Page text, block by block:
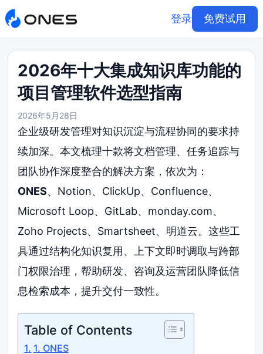
登录 免费试用
2026年十大集成知识库功能的
项目管理软件选型指南
2026年5月28日
企业级研发管理对知识沉淀与流程协同的要求持
续加深。本文梳理十款将文档管理、任务追踪与
团队协作深度整合的解决方案，依次为：
ONES、Notion、ClickUp、Confluence、
Microsoft Loop、GitLab、monday.com、
Zoho Projects、Smartsheet、明道云。这些工
具通过结构化知识复用、上下文即时调取与跨部
门权限治理，帮助研发、咨询及运营团队降低信
息检索成本，提升交付一致性。
Table of Contents
1. ONES